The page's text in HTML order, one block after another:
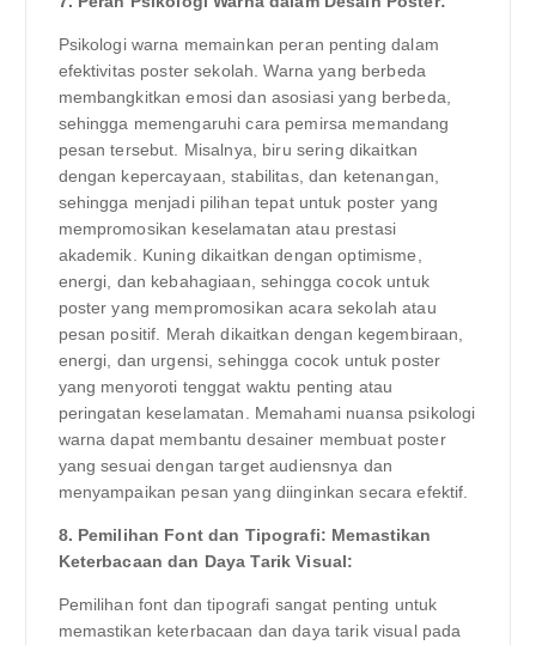
Psikologi warna memainkan peran penting dalam
efektivitas poster sekolah. Warna yang berbeda
membangkitkan emosi dan asosiasi yang berbeda,
sehingga memengaruhi cara pemirsa memandang
pesan tersebut. Misalnya, biru sering dikaitkan
dengan kepercayaan, stabilitas, dan ketenangan,
sehingga menjadi pilihan tepat untuk poster yang
mempromosikan keselamatan atau prestasi
akademik. Kuning dikaitkan dengan optimisme,
energi, dan kebahagiaan, sehingga cocok untuk
poster yang mempromosikan acara sekolah atau
pesan positif. Merah dikaitkan dengan kegembiraan,
energi, dan urgensi, sehingga cocok untuk poster
yang menyoroti tenggat waktu penting atau
peringatan keselamatan. Memahami nuansa psikologi
warna dapat membantu desainer membuat poster
yang sesuai dengan target audiensnya dan
menyampaikan pesan yang diinginkan secara efektif.
8. Pemilihan Font dan Tipografi: Memastikan
Keterbacaan dan Daya Tarik Visual:
Pemilihan font dan tipografi sangat penting untuk
memastikan keterbacaan dan daya tarik visual pada